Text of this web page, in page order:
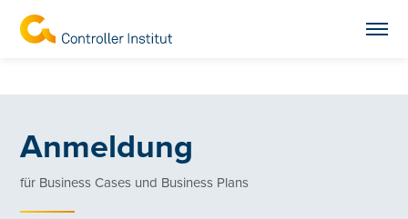
Anmeldung
für Business Cases und Business Plans